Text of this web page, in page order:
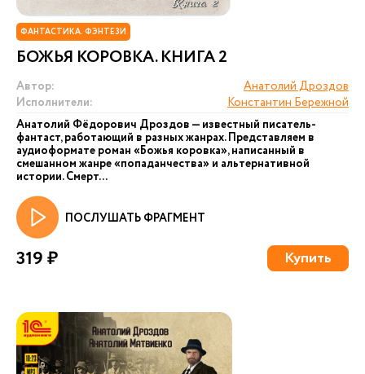
ФАНТАСТИКА. ФЭНТЕЗИ
БОЖЬЯ КОРОВКА. КНИГА 2
Автор:
Анатолий Дроздов
Исполнители:
Константин Бережной
Анатолий Фёдорович Дроздов — известный писатель-
фантаст, работающий в разных жанрах. Представляем в
аудиоформате роман «Божья коровка», написанный в
смешанном жанре «попаданчества» и альтернативной
истории. Смерт...
ПОСЛУШАТЬ ФРАГМЕНТ
319 ₽ Купить